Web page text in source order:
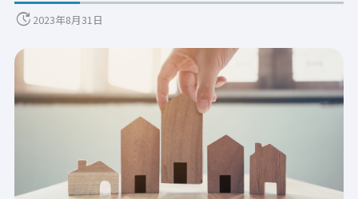
update 2023年8月31日